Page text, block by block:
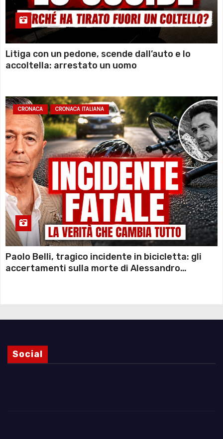
Litiga con un pedone, scende dall’auto e lo
accoltella: arrestato un uomo
CRONACA CRONACA ITALIANA
Paolo Belli, tragico incidente in bicicletta: gli
accertamenti sulla morte di Alessandro
Social